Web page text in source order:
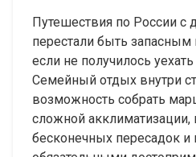
Путешествия по России с
перестали быть запасным
если не получилось уехать
Семейный отдых внутри
возможность собрать
сложной акклиматизации,
бесконечных пересадок и